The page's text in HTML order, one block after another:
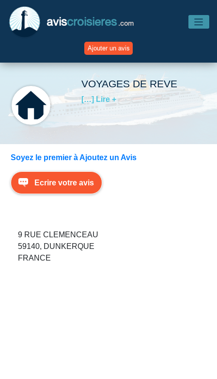
aviscroisieres .com
Ajouter un avis
Accueil
Avis Compagnies
Avis Escales
VOYAGES DE REVE
[…] Lire +
Soyez le premier à Ajoutez un Avis
Ecrire votre avis
9 RUE CLEMENCEAU
59140, DUNKERQUE
FRANCE